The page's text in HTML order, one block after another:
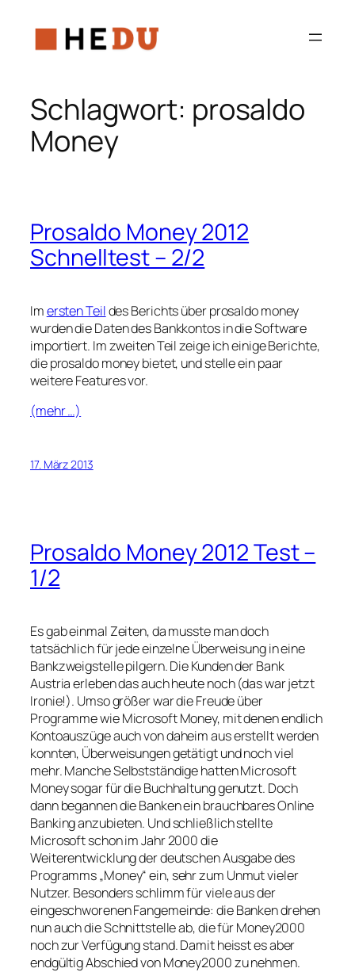
Inhalt
springen
Schlagwort: prosaldo
Money
Prosaldo Money 2012
Schnelltest – 2/2
Imersten Teildes Berichts über prosaldo money
wurden die Daten des Bankkontos in die Software
importiert. Im zweiten Teil zeige ich einige Berichte,
die prosaldo money bietet, und stelle ein paar
weitere Features vor.
(mehr …)
17. März 2013
Prosaldo Money 2012 Test –
1/2
Es gab einmal Zeiten, da musste man doch
tatsächlich für jede einzelne Überweisung in eine
Bankzweigstelle pilgern. Die Kunden der Bank
Austria erleben das auch heute noch (das war jetzt
Ironie!). Umso größer war die Freude über
Programme wie Microsoft Money, mit denen endlich
Kontoauszüge auch von daheim aus erstellt werden
konnten, Überweisungen getätigt und noch viel
mehr. Manche Selbstständige hatten Microsoft
Money sogar für die Buchhaltung genutzt. Doch
dann begannen die Banken ein brauchbares Online
Banking anzubieten. Und schließlich stellte
Microsoft schon im Jahr 2000 die
Weiterentwicklung der deutschen Ausgabe des
Programms „Money“ ein, sehr zum Unmut vieler
Nutzer. Besonders schlimm für viele aus der
eingeschworenen Fangemeinde: die Banken drehen
nun auch die Schnittstelle ab, die für Money2000
noch zur Verfügung stand. Damit heisst es aber
endgültig Abschied von Money2000 zu nehmen.